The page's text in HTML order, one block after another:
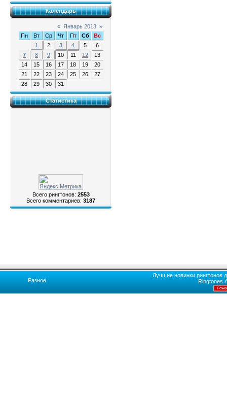
Календарь
« Январь 2013 »
Пн
Вт Ср Чт Пт Сб
Вс
1
2 3 4 5
6
7
8 9 10 11 12
13
14
15 16 17 18 19
20
21
22 23 24 25 26
27
28
29 30 31
Статистика
Всего рингтонов: 2553
Всего комментариев: 3187
Разное
Лучшие новинки рингтонов